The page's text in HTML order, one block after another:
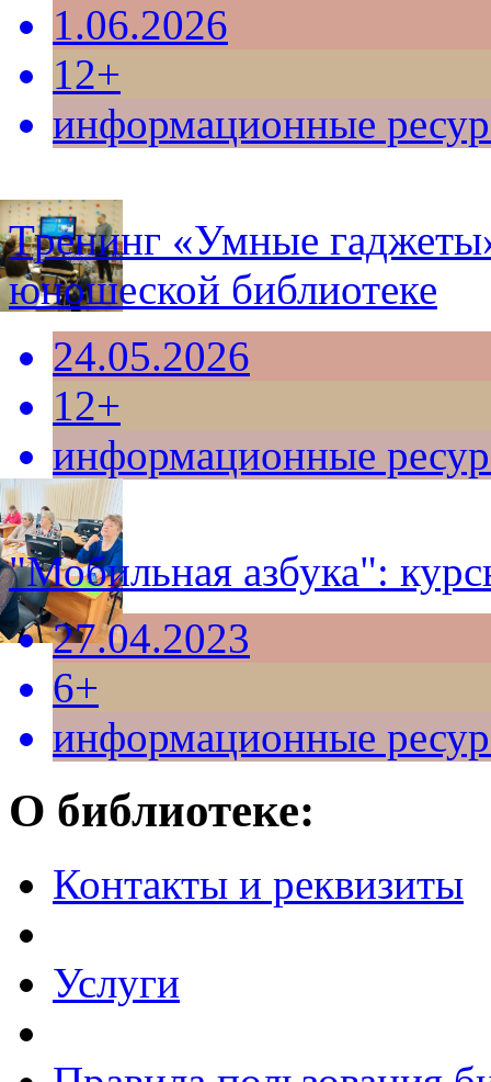
1.06.2026
12+
информационные
Тренинг «Умные
юношеской библиотеке
24.05.2026
12+
информационные
"Мобильная азбука":
27.04.2023
6+
информационные
О библиотеке:
Контакты и реквизиты
Услуги